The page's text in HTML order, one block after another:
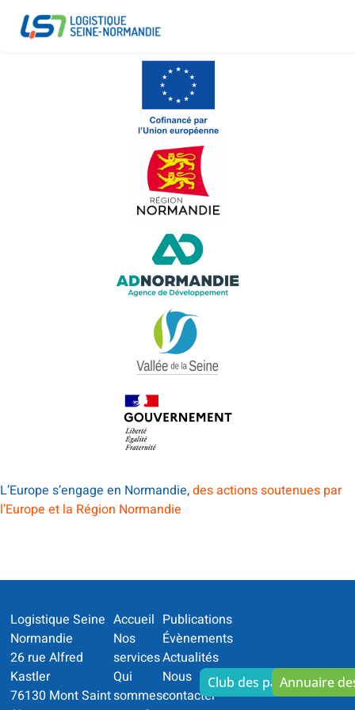
L’Europe s’engage en Normandie,des actions soutenues par
l’Europe et la Région Normandie
Logistique Seine
Normandie
26 rue Alfred
Kastler
76130 Mont Saint
Accueil
Nos
services
Qui
sommes-
Publications
Évènements
Actualités
Nous
contacter
Club des partenaires
Annuaire